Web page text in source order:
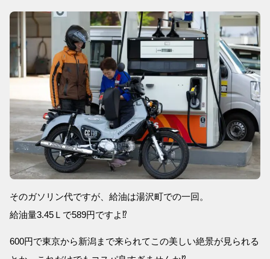
そのガソリン代ですが、給油は湯沢町での一回。
給油量3.45Ｌで589円ですよ⁉
600円で東京から新潟まで来られてこの美しい絶景が見られる